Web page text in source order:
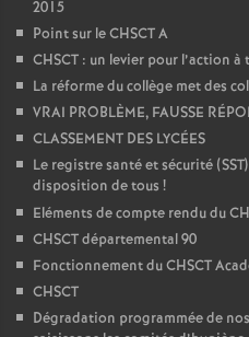
2015
Point sur le CHSCT A
CHSCT : un levier pour l’action à
La réforme du collège met des
VRAI PROBLÈME, FAUSSE
CLASSEMENT DES LYCÉES
Le registre santé et sécurité
disposition de tous !
Eléments de compte rendu du
CHSCT départemental 90
Fonctionnement du CHSCT
CHSCT
Dégradation programmée de